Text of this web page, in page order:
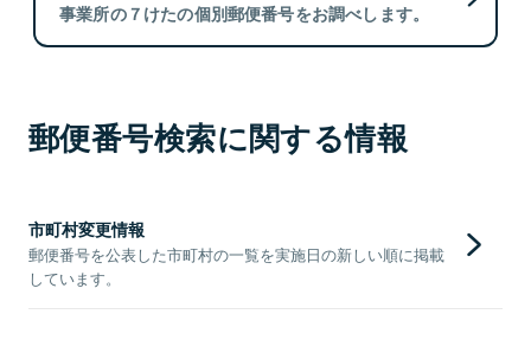
事業所の７けたの個別郵便番号をお調べします。
郵便番号検索に関する情報
市町村変更情報
郵便番号を公表した市町村の一覧を実施日の新しい順に掲載
しています。